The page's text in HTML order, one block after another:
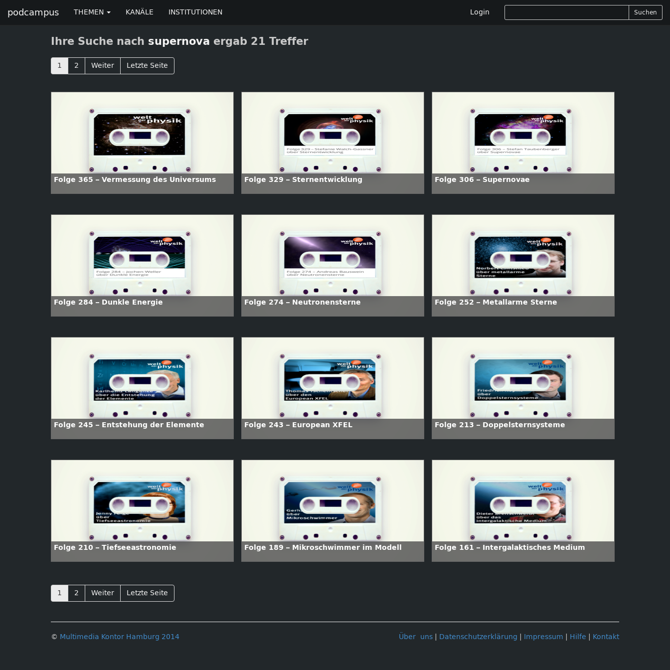
podcampus THEMEN KANÄLE INSTITUTIONEN Login Suchen
Ihre Suche nach supernova ergab 21 Treffer
1 2 Weiter Letzte Seite
Folge 365 – Vermessung des Universums Folge 329 – Sternentwicklung Folge 306 – Supernovae
Folge 284 – Dunkle Energie Folge 274 – Neutronensterne Folge 252 – Metallarme Sterne
Folge 245 – Entstehung der Elemente Folge 243 – European XFEL Folge 213 – Doppelsternsysteme
Folge 210 – Tiefseeastronomie Folge 189 – Mikroschwimmer im Modell Folge 161 – Intergalaktisches Medium
1 2 Weiter Letzte Seite
Über uns Datenschutzerklärung Impressum Hilfe Kontakt
© Multimedia Kontor Hamburg 2014